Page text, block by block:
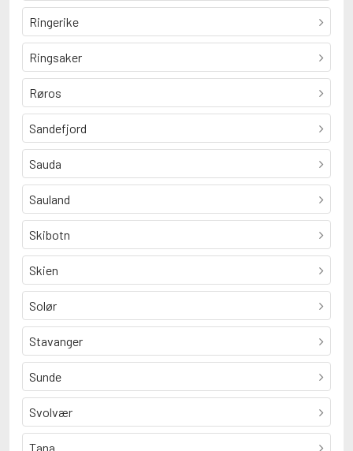
Ringerike
Ringsaker
Røros
Sandefjord
Sauda
Sauland
Skibotn
Skien
Solør
Stavanger
Sunde
Svolvær
Tana